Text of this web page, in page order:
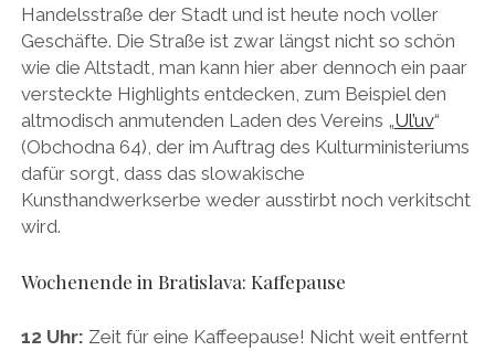
Handelsstraße der Stadt und ist heute noch voller
Geschäfte. Die Straße ist zwar längst nicht so schön
wie die Altstadt, man kann hier aber dennoch ein paar
versteckte Highlights entdecken, zum Beispiel den
altmodisch anmutenden Laden des Vereins „Ul’uv“
(Obchodna 64), der im Auftrag des Kulturministeriums
dafür sorgt, dass das slowakische
Kunsthandwerkserbe weder ausstirbt noch verkitscht
wird.
Wochenende in Bratislava: Kaffepause
12 Uhr: Zeit für eine Kaffeepause! Nicht weit entfernt